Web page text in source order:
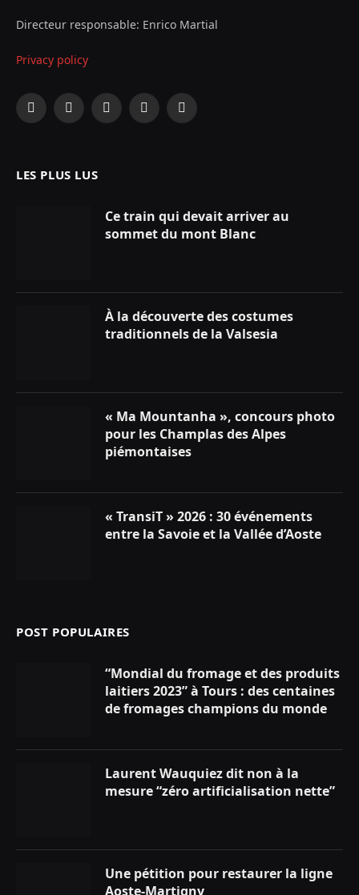
Directeur responsable: Enrico Martial
Privacy policy
Facebook
X
InstagramYouTubeLinkedIn
LES PLUS LUS
Ce train qui devait arriver au
sommet du mont Blanc
À la découverte des costumes
traditionnels de la Valsesia
« Ma Mountanha », concours photo
pour les Champlas des Alpes
piémontaises
« TransiT » 2026 : 30 événements
entre la Savoie et la Vallée d’Aoste
POST POPULAIRES
“Mondial du fromage et des produits
laitiers 2023” à Tours : des centaines
de fromages champions du monde
Laurent Wauquiez dit non à la
mesure “zéro artificialisation nette”
Une pétition pour restaurer la ligne
Aoste-Martigny